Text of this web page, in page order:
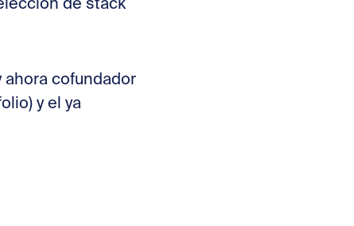
de stack
ahora cofundador
y el ya